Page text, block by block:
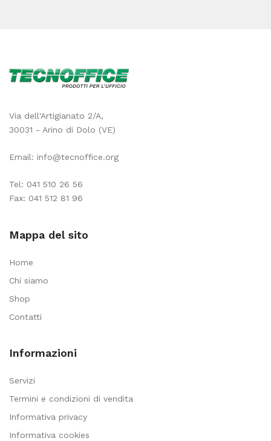
Via dell'Artigianato 2/A,
30031 - Arino di Dolo (VE)
Email: info@tecnoffice.org
Tel: 041 510 26 56
Fax: 041 512 81 96
Mappa del sito
Home
Chi siamo
Shop
Contatti
Informazioni
Servizi
Termini e condizioni di vendita
Informativa privacy
Informativa cookies